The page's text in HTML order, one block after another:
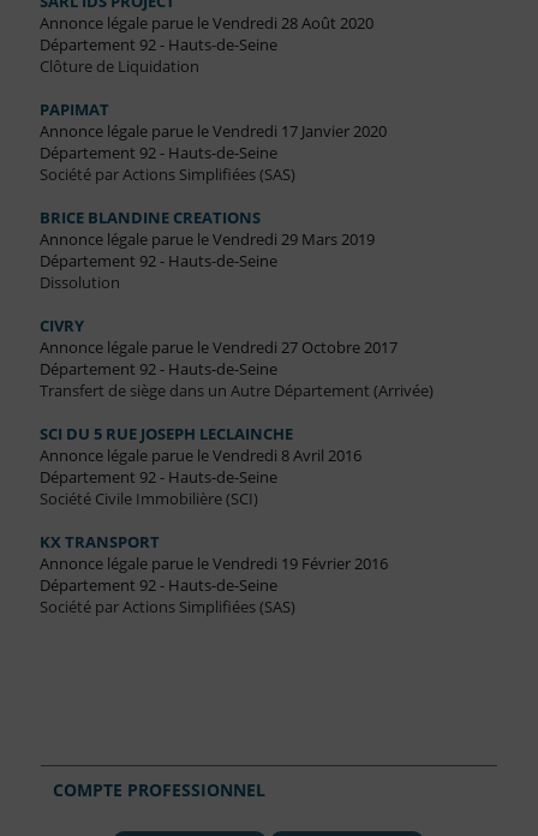
Annonce légale parue le Vendredi 28 Août 2020
Département 92 - Hauts-de-Seine
Clôture de Liquidation
PAPIMAT
Annonce légale parue le Vendredi 17 Janvier 2020
Département 92 - Hauts-de-Seine
Société par Actions Simplifiées (SAS)
BRICE BLANDINE CREATIONS
Annonce légale parue le Vendredi 29 Mars 2019
Département 92 - Hauts-de-Seine
Dissolution
CIVRY
Annonce légale parue le Vendredi 27 Octobre 2017
Département 92 - Hauts-de-Seine
Transfert de siège dans un Autre Département (Arrivée)
SCI DU 5 RUE JOSEPH LECLAINCHE
Annonce légale parue le Vendredi 8 Avril 2016
Département 92 - Hauts-de-Seine
Société Civile Immobilière (SCI)
KX TRANSPORT
Annonce légale parue le Vendredi 19 Février 2016
Département 92 - Hauts-de-Seine
Société par Actions Simplifiées (SAS)
COMPTE PROFESSIONNEL